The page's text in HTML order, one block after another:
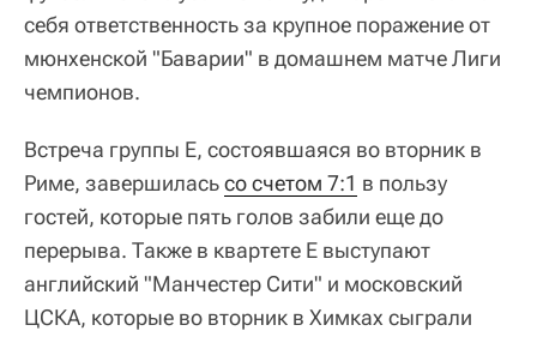
себя ответственность за крупное поражение от
мюнхенской "Баварии" в домашнем матче Лиги
чемпионов.
Встреча группы Е, состоявшаяся во вторник в
Риме, завершиласьсо счетом 7:1 в пользу
гостей, которые пять голов забили еще до
перерыва. Также в квартете Е выступают
английский "Манчестер Сити" и московский
ЦСКА, которые во вторник в Химках сыграли